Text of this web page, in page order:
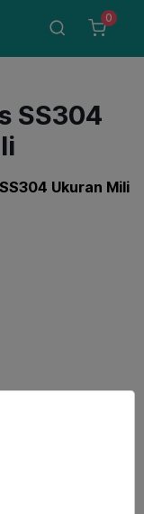
0
SS304
Ukuran Mili